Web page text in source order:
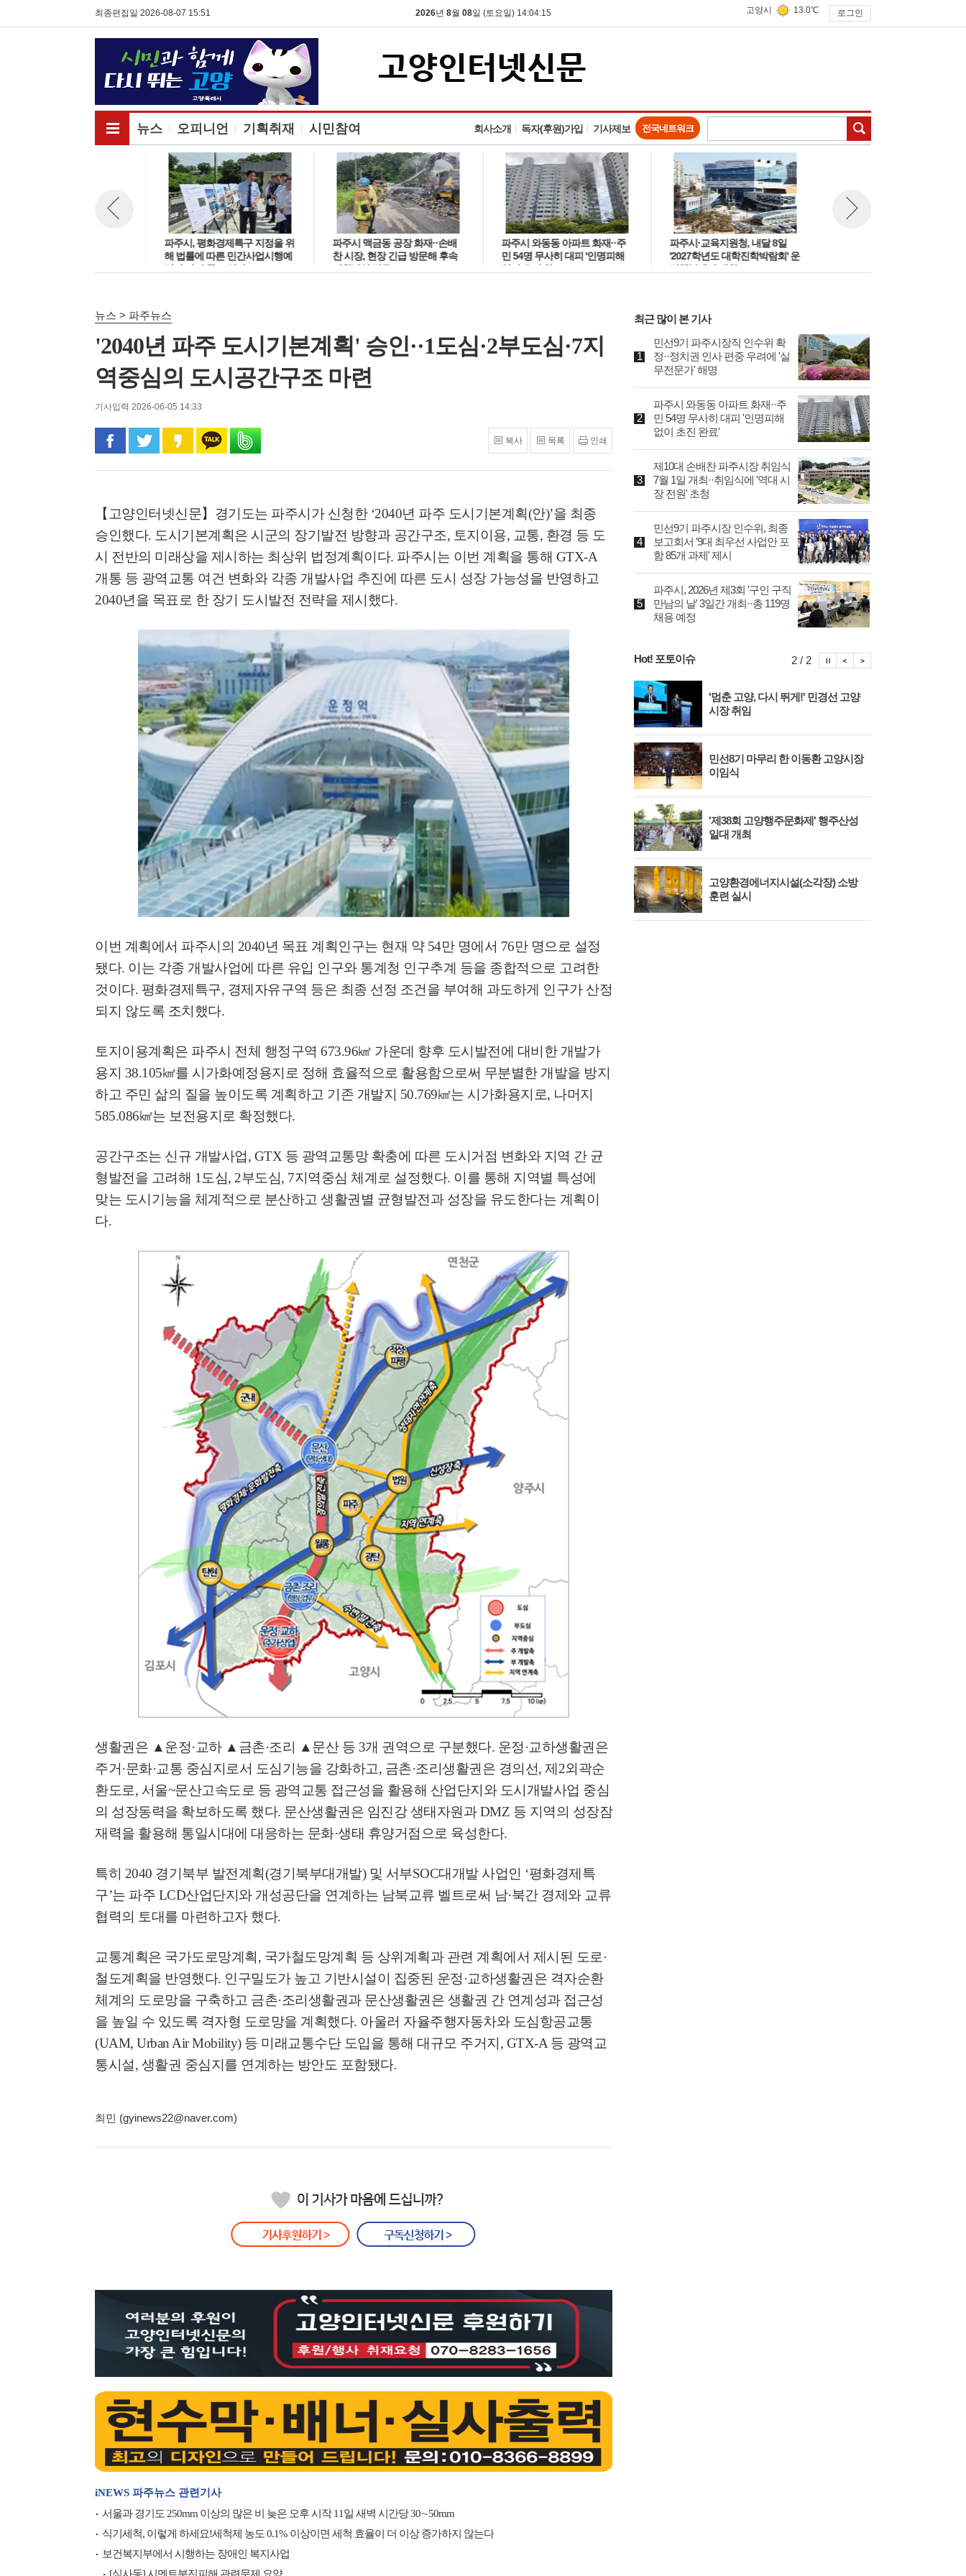
최종편집일 2026-08-07 15:51 2026년 8월 08일 (토요일) 14:04:16 고양시 13.0℃ 로그인
뉴스 오피니언 기획취재 시민참여 회사소개 독자(후원)가입 기사제보 전국네트워크
전체메뉴보기
파주시, 평화경제특구 지정을 위
해 법률에 따른 민간사업시행예
정자 사전 공모 실시
파주시 맥금동 공장 화재··손배
찬 시장, 현장 긴급 방문해 후속
지원방안 강구
파주시 와동동 아파트 화재··주
민 54명 무사히 대피 '인명피해
없이 초진 완료'
파주시·교육지원청, 내달 8일
'2027학년도 대학진학박람회' 운
정행복센터 개최
뉴스 > 파주뉴스
'2040년 파주 도시기본계획' 승인··1도심·2부도심·7지
역중심의 도시공간구조 마련
기사입력 2026-06-05 14:33
페이스북으로 공유
트위터로 공유카카오 스토리로 공유
카카오톡으로 공유
복사 목록 인쇄
【고양인터넷신문】 경기도는 파주시가 신청한 ‘2040년 파주 도시기본계획(안)’을 최종
승인했다. 도시기본계획은 시군의 장기발전 방향과 공간구조, 토지이용, 교통, 환경 등 도
시 전반의 미래상을 제시하는 최상위 법정계획이다. 파주시는 이번 계획을 통해 GTX-A
개통 등 광역교통 여건 변화와 각종 개발사업 추진에 따른 도시 성장 가능성을 반영하고
2040년을 목표로 한 장기 도시발전 전략을 제시했다.
이번 계획에서 파주시의 2040년 목표 계획인구는 현재 약 54만 명에서 76만 명으로 설정
됐다. 이는 각종 개발사업에 따른 유입 인구와 통계청 인구추계 등을 종합적으로 고려한
것이다. 평화경제특구, 경제자유구역 등은 최종 선정 조건을 부여해 과도하게 인구가 산정
되지 않도록 조치했다.
토지이용계획은 파주시 전체 행정구역 673.96㎢ 가운데 향후 도시발전에 대비한 개발가
용지 38.105㎢를 시가화예정용지로 정해 효율적으로 활용함으로써 무분별한 개발을 방지
하고 주민 삶의 질을 높이도록 계획하고 기존 개발지 50.769㎢는 시가화용지로, 나머지
585.086㎢는 보전용지로 확정했다.
공간구조는 신규 개발사업, GTX 등 광역교통망 확충에 따른 도시거점 변화와 지역 간 균
형발전을 고려해 1 도심, 2부도심, 7지역중심 체계로 설정했다. 이를 통해 지역별 특성에
맞는 도시기능을 체계적으로 분산하고 생활권별 균형발전과 성장을 유도한다는 계획이
다.
생활권은 ▲운정·교하 ▲ 금촌·조리 ▲문산 등 3개 권역으로 구분했다. 운정 ·교하생활권은
주거 ·문화·교통 중심지로서 도심기능을 강화하고, 금촌·조리생활권은 경의선, 제 2외곽순
환도로, 서울~문산고속도로 등 광역교통 접근성을 활용해 산업단지와 도시개발사업 중심
의 성장동력을 확보하도록 했다. 문산생활권은 임진강 생태자원과DMZ 등 지역의 성장잠
재력을 활용해 통일시대에 대응하는 문화·생태 휴양거점으로 육성한다.
특히 2040 경기북부 발전계획(경기북부대개발) 및 서부SOC대개발 사업인 ‘평화경제특
구’는 파주 LCD산업단지와 개성공단을 연계하는 남북교류 벨트로써 남·북간 경제와 교류
협력의 토대를 마련하고자 했다.
교통계획은 국가도로망계획, 국가철도망계획 등 상위계획과 관련 계획에서 제시된 도로 ·
철도계획을 반영했다. 인구밀도가 높고 기반시설이 집중된 운정 ·교하생활권은 격자순환
체계의 도로망을 구축하고 금촌·조리생활권과 문산생활권은 생활권 간 연계성과 접근성
을 높일 수 있도록 격자형 도로망을 계획했다. 아울러 자율주행자동차와 도심항공교통
(UAM, Urban Air Mobility) 등 미래교통수단 도입을 통해 대규모 주거지 , GTX-A 등 광역교
통시설, 생활권 중심지를 연계하는 방안도 포함됐다.
최민 (gyinews22@naver.com)
iNEWS 파주뉴스 관련기사
서울과 경기도 250mm 이상의 많은 비 늦은 오후 시작 11일 새벽 시간당 30∼50mm
식기세척, 이렇게 하세요!세척제 농도 0.1% 이상이면 세척 효율이 더 이상 증가하지 않는다
보건복지부에서 시행하는 장애인 복지사업
최근 많이 본 기사
민선9기 파주시장직 인수위 확
정··정치권 인사 편중 우려에 '실
무전문가' 해명
파주시 와동동 아파트 화재··주
민 54명 무사히 대피 '인명피해
없이 초진 완료'
제10대 손배찬 파주시장 취임식
7월 1일 개최··취임식에 '역대 시
장 전원' 초청
민선9기 파주시장 인수위, 최종
보고회서 '9대 최우선 사업안 포
함 85개 과제' 제시
파주시, 2026년 제3회 '구인 구직
만남의 날' 3일간 개최··총 119명
채용 예정
Hot! 포토이슈
'멈춘 고양, 다시 뛰게!' 민경선 고양
시장 취임
민선8기 마무리 한 이동환 고양시장
이임식
'제38회 고양행주문화제' 행주산성
일대 개최
고양환경에너지시설(소각장) 소방
훈련 실시
고양시 폭염특보에 '도로 살수차' 전
면 가동
물향기수목원 무궁화 절정 '50여 품
종 감상'
민경선 시장, 2026 고양시장배 볼링
대회 시구
제30회 고양특례시장기 배드민턴대
회 개최
'멈춘 고양, 다시 뛰게!' 민경선 고양
시장 취임
민선8기 마무리 한 이동환 고양시장
이임식
'제38회 고양행주문화제' 행주산성
일대 개최
고양환경에너지시설(소각장) 소방
훈련 실시
2 / 2 포토이슈 이전보기
포토이슈 정지